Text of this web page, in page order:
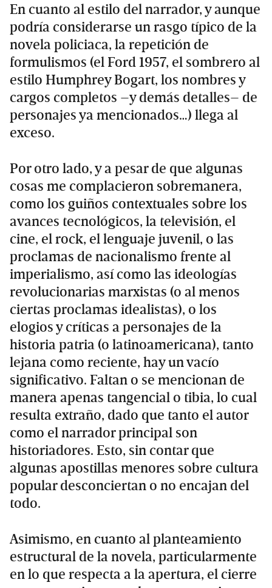
En cuanto al estilo del narrador, y aunque
podría considerarse un rasgo típico de la
novela policiaca, la repetición de
formulismos (el Ford 1957, el sombrero al
estilo Humphrey Bogart, los nombres y
cargos completos –y demás detalles– de
personajes ya mencionados…) llega al
exceso.
Por otro lado, y a pesar de que algunas
cosas me complacieron sobremanera,
como los guiños contextuales sobre los
avances tecnológicos, la televisión, el
cine, el rock, el lenguaje juvenil, o las
proclamas de nacionalismo frente al
imperialismo, así como las ideologías
revolucionarias marxistas (o al menos
ciertas proclamas idealistas), o los
elogios y críticas a personajes de la
historia patria (o latinoamericana), tanto
lejana como reciente, hay un vacío
significativo. Faltan o se mencionan de
manera apenas tangencial o tibia, lo cual
resulta extraño, dado que tanto el autor
como el narrador principal son
historiadores. Esto, sin contar que
algunas apostillas menores sobre cultura
popular desconciertan o no encajan del
todo.
Asimismo, en cuanto al planteamiento
estructural de la novela, particularmente
en lo que respecta a la apertura, el cierre